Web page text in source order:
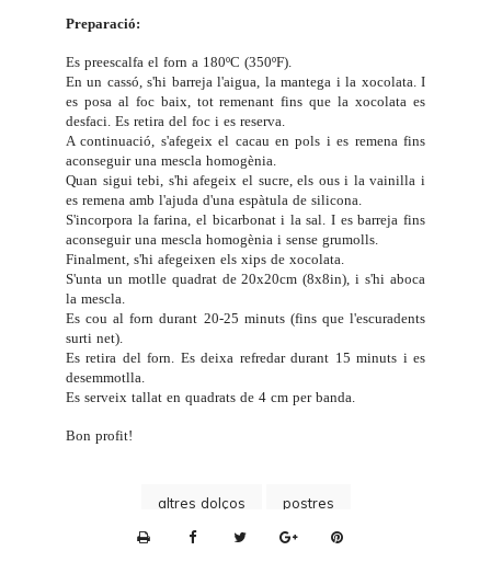
Preparació:
Es preescalfa el forn a 180ºC (350ºF).
En un cassó, s'hi barreja l'aigua, la mantega i la xocolata. I
es posa al foc baix, tot remenant fins que la xocolata es
desfaci. Es retira del foc i es reserva.
A continuació, s'afegeix el cacau en pols i es remena fins
aconseguir una mescla homogènia.
Quan sigui tebi, s'hi afegeix el sucre, els ous i la vainilla i
es remena amb l'ajuda d'una espàtula de silicona.
S'incorpora la farina, el bicarbonat i la sal. I es barreja fins
aconseguir una mescla homogènia i sense grumolls.
Finalment, s'hi afegeixen els xips de xocolata.
S'unta un motlle quadrat de 20x20cm (8x8in), i s'hi aboca
la mescla.
Es cou al forn durant 20-25 minuts (fins que l'escuradents
surti net).
Es retira del forn. Es deixa refredar durant 15 minuts i es
desemmotlla.
Es serveix tallat en quadrats de 4 cm per banda.
Bon profit!
altres dolços
postres